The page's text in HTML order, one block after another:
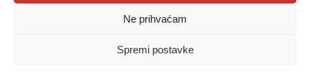
Ne prihvaćam
Spremi postavke
1778129
Prenošenje sadržaja dopušteno je uz navođenje izvora.